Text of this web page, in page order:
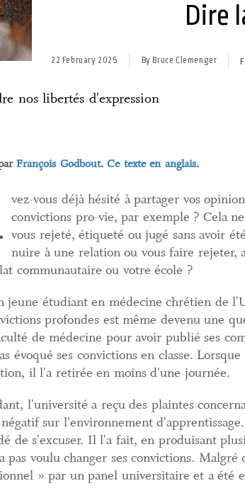
Dire
22 February 2025 By Bruce Clemenger
nos libertés d'expression
François Godbout. Ce texte en anglais.
vez-vous déjà hésité à partager vos
convictions pro-vie, par exemple ? Cela
vous rejeté, étiqueté ou jugé sans avoir
nuire à une relation ou vous faire
communautaire ou votre école ?
jeune étudiant en médecine chrétien de
profondes est même devenu une
de médecine pour avoir publié ses
évoqué ses convictions en classe.
il l'a retirée en moins d'une journée.
l'université a reçu des plaintes
sur l'environnement
de s'excuser. Il l'a fait, en produisant
pas voulu changer ses convictions.
» par un panel universitaire et a été